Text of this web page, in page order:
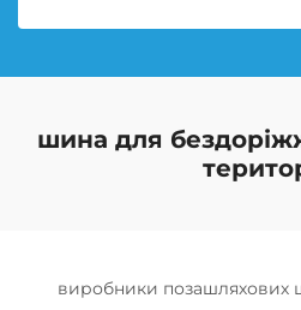
шина для
виробники позашляхових